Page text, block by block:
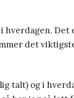
Det
det
talt) og i